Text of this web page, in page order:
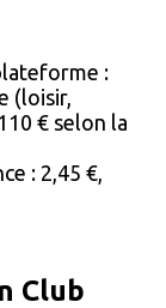
:
(loisir,
€ selon la
: 2,45 €,
Club